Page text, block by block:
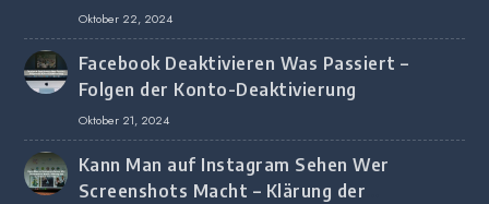
Browser
Oktober 22, 2024
Facebook Deaktivieren Was Passiert –
Folgen der Konto-Deaktivierung
Oktober 21, 2024
Kann Man auf Instagram Sehen Wer
Screenshots Macht – Klärung der